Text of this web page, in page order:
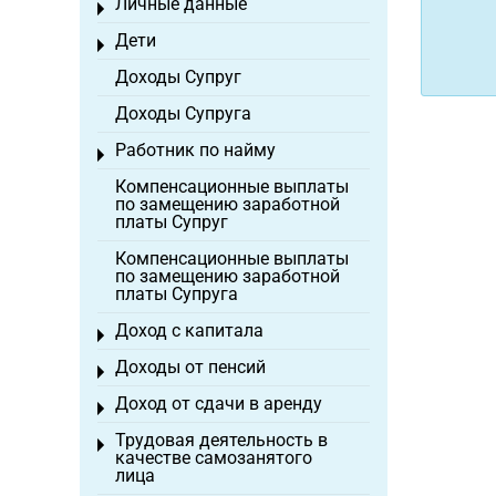
Toggle menu
Дети
Toggle menu
Доходы Супруг
Доходы Супруга
Работник по найму
Toggle menu
Компенсационные выплаты
по замещению заработной
платы Супруг
Компенсационные выплаты
по замещению заработной
платы Супруга
Доход с капитала
Toggle menu
Доходы от пенсий
Toggle menu
Доход от сдачи в аренду
Toggle menu
Трудовая деятельность в
качестве самозанятого
лица
Toggle menu